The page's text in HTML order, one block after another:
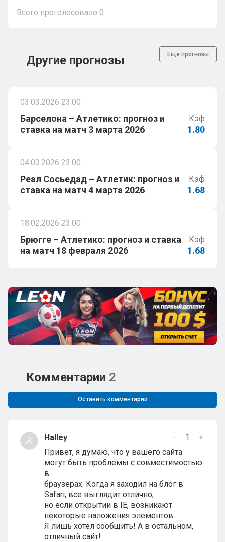
Всего проголосовало 0
Другие прогнозы Еще прогнозы
03.03.2026 23:00
Барселона – Атлетико: прогноз и
ставка на матч 3 марта 2026
Кэф
1.80
04.03.2026 23:00
Реал Сосьедад – Атлетик: прогноз и
ставка на матч 4 марта 2026
Кэф
1.68
18.02.2026 23:00
Брюгге – Атлетико: прогноз и ставка
на матч 18 февраля 2026
Кэф
1.68
Комментарии 2
Оставить комментарий
Halley - 1
+
Привет, я думаю, что у вашего сайта
могут быть проблемы с совместимостью
в
браузерах. Когда я заходил на блог в
Safari, все выглядит отлично,
но если открытии в IE, возникают
некоторые наложения элементов.
Я лишь хотел сообщить! А в остальном,
отличный сайт!